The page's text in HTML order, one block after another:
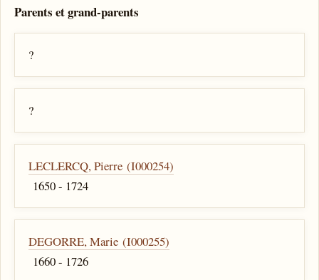
Parents et grand-parents
?
?
LECLERCQ, Pierre (I000254)
1650 - 1724
DEGORRE, Marie (I000255)
1660 - 1726